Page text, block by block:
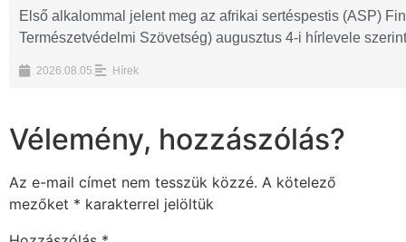
Első alkalommal jelent meg az afrikai sertéspestis (ASP)
Természetvédelmi Szövetség) augusztus 4-i hírlevele
2026.08.05. Hírek
Vélemény, hozzászólás?
Az e-mail címet nem tesszük közzé. A kötelező
mezőket * karakterrel jelöltük